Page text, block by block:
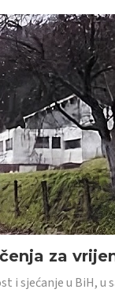
za
i sjećanje u BiH,